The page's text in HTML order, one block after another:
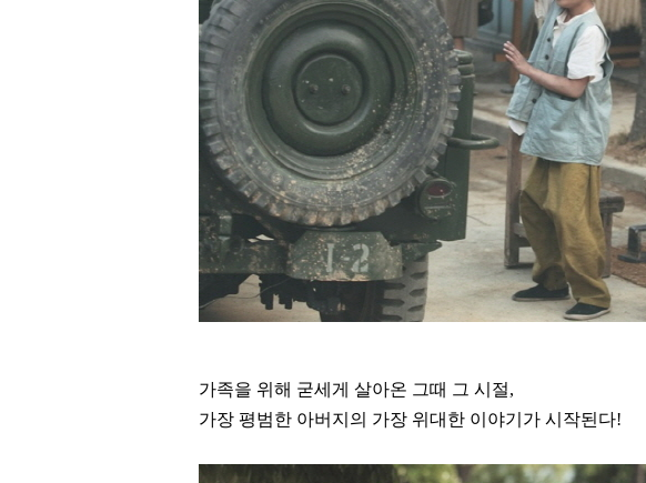
가족을 위해 굳세게 살아온 그때 그 시절,
가장 평범한 아버지의 가장 위대한 이야기가 시작된다!